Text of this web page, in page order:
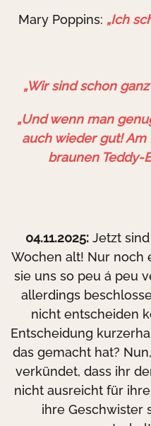
Mary Poppins: „Ich
„Wir sind schon
„Und wenn man
auch wieder gut!
braunen Teddy-
04.11.2025:Jetzt sind
Wochen alt! Nur noch
sie uns so peu á peu
allerdings
nicht entscheiden
Entscheidung
das gemacht hat?
verkündet, dass ihr
nicht ausreicht für
ihre Geschwister